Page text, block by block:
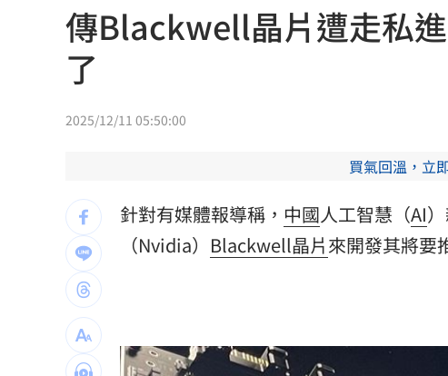
定投10年翻逾5倍 這檔吸引存股族卡位！
慈濟遭詐10.6億元！全款拿回解方曝
稱龍蝦咬完就吐 爆李世宗要信徒喝精油
一張百萬太貴！他公開高價股買法：賺30萬
伊波拉失控！專家憂病毒恐已突變
傳Blackwell晶片遭走私
了
2025/12/11 05:50:00
買氣回溫，立
針對有媒體報導稱， 中國人工智慧（AI
（Nvidia） Blackwell晶片來開發其將要